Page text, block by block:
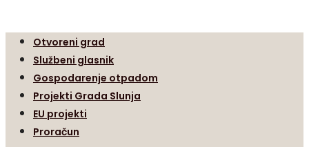
Otvoreni grad
Službeni glasnik
Gospodarenje otpadom
Projekti Grada Slunja
EU projekti
Proračun